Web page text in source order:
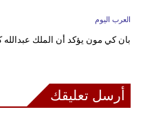
العرب اليوم
بان كي مون يؤكد أن الملك عبدالله
أرسل تعليقك